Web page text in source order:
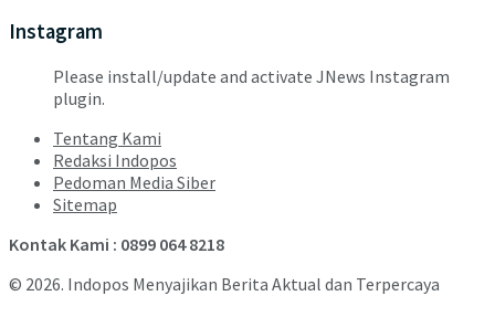
Instagram
Please install/update and activate JNews Instagram
plugin.
Tentang Kami
Redaksi Indopos
Pedoman Media Siber
Sitemap
Kontak Kami : 0899 064 8218
© 2026. Indopos Menyajikan Berita Aktual dan Terpercaya